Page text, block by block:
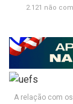
2.121 não
A relação com